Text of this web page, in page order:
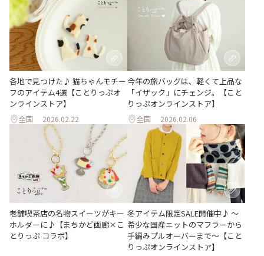
各地で見つけた♪ 猫ちゃんモチー
フのアイテム4選【ことりっぷオ
ンラインストア】
全国 2026.02.22
今年の旅バッグは、軽くて上品な
「イザック」にチェンジ。【こと
りっぷオンラインストア】
全国 2026.02.06
老舗喫茶店の名物スイーツがキー
ホルダーに♪【まちかど画廊×こ
とりっぷ コラボ】
冬アイテム限定SALE開催中♪ ～
希少な国産ニットのマフラーから
手編みプルオーバーまで～【こと
りっぷオンラインストア】